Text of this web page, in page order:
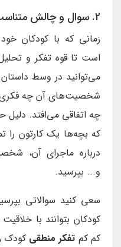
2. سوال و چالش متناسب با سن کودکان مطرح کنید
زمانی که با کودکان
است تا قوه تفکر و
می‌توانید در وسط داستان
شخصیت‌های آن چه فکری
چه اتفاقی می‌افتد. دلیل
که بچه‌ها یک کارتون را
درباره ماجرای آن،
و... بپرسید.
سعی کنید سوالاتی
کودکان بتوانند با
کم کم تفکر منطقیکودک